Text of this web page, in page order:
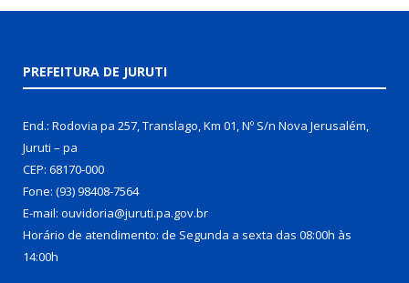
PREFEITURA DE JURUTI
End.: Rodovia pa 257, Translago, Km 01, Nº S/n Nova Jerusalém,
Juruti – pa
CEP: 68170-000
Fone: (93) 98408-7564
E-mail: ouvidoria@juruti.pa.gov.br
Horário de atendimento: de Segunda a sexta das 08:00h às
14:00h